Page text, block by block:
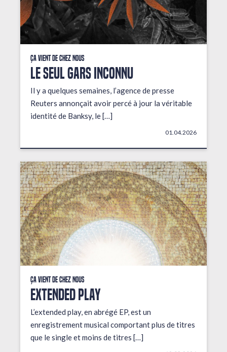
Ça vient de chez nous
LE SEUL GARS INCONNU
Il y a quelques semaines, l’agence de presse
Reuters annonçait avoir percé à jour la véritable
identité de Banksy, le […]
01.04.2026
Ça vient de chez nous
EXTENDED PLAY
L’extended play, en abrégé EP, est un
enregistrement musical comportant plus de titres
que le single et moins de titres […]